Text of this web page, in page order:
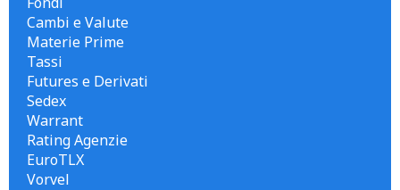
Cambi e Valute
Materie Prime
Tassi
Futures e Derivati
Sedex
Warrant
Rating Agenzie
EuroTLX
Vorvel